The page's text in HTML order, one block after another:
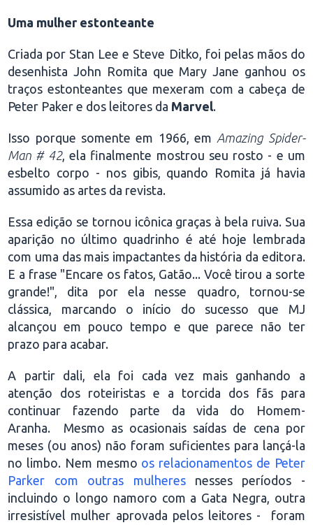
Uma mulher estonteante
Criada por Stan Lee e Steve Ditko, foi pelas mãos do
desenhista John Romita que Mary Jane ganhou os
traços estonteantes que mexeram com a cabeça de
Peter Paker e dos leitores da Marvel.
Isso porque somente em 1966, em Amazing Spider-
Man # 42, ela finalmente mostrou seu rosto - e um
esbelto corpo - nos gibis, quando Romita já havia
assumido as artes da revista.
Essa edição se tornou icônica graças à bela ruiva. Sua
aparição no último quadrinho é até hoje lembrada
com uma das mais impactantes da história da editora.
E a frase "Encare os fatos, Gatão... Você tirou a sorte
grande!", dita por ela nesse quadro, tornou-se
clássica, marcando o início do sucesso que MJ
alcançou em pouco tempo e que parece não ter
prazo para acabar.
A partir dali, ela foi cada vez mais ganhando a
atenção dos roteiristas e a torcida dos fãs para
continuar fazendo parte da vida do Homem-
Aranha. Mesmo as ocasionais saídas de cena por
meses (ou anos) não foram suficientes para lançá-la
no limbo. Nem mesmo os relacionamentos de Peter
Parker com outras mulheresnesses períodos -
incluindo o longo namoro com a Gata Negra, outra
irresistível mulher aprovada pelos leitores - foram